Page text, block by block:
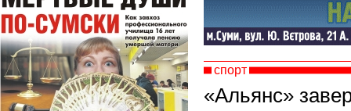
спорт
«Альянс»